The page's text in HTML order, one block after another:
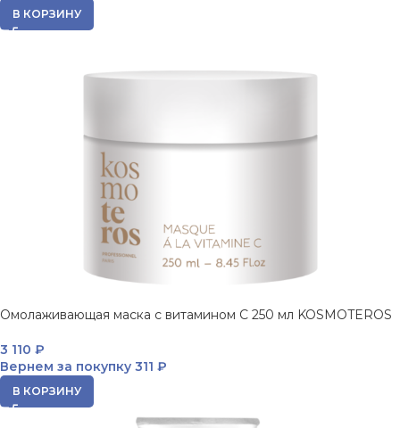
В КОРЗИНУ
Омолаживающая маска с витамином С 250 мл KOSMOTEROS
3 110 ₽
Вернем за покупку 311 ₽
В КОРЗИНУ